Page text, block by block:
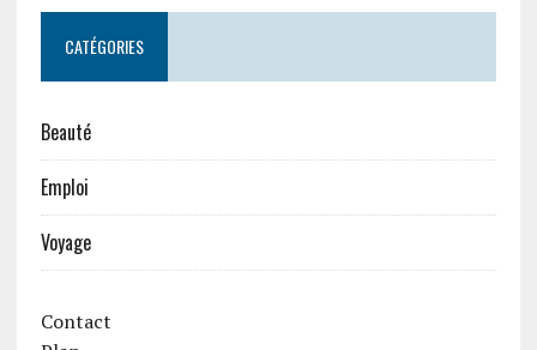
CATÉGORIES
Beauté
Emploi
Voyage
Contact